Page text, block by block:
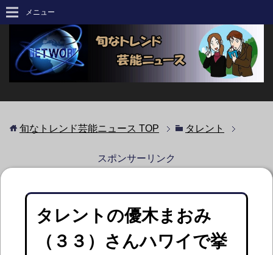
メニュー
旬なトレンド芸能ニュース TOP タレント
スポンサーリンク
タレントの優木まおみ
（３３）さんハワイで挙